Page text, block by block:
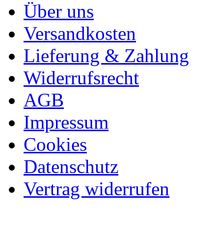
Über uns
Versandkosten
Lieferung & Zahlung
Widerrufsrecht
AGB
Impressum
Cookies
Datenschutz
Vertrag widerrufen